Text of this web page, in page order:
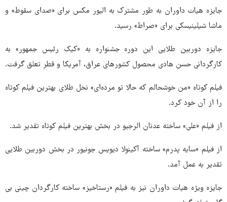
جایزه هیات داوران به طور مشترک به الیور مکس برای «صدای سقوط» و
ماشا شیلینیسکی برای «صراط» رسید.
جایزه دوربین طلایی این دوره جشنواره به «کیک رئیس جمهور» به
کارگردانی حسن هادی محصول کشورهای عراق، آمریکا و قطر تعلق گرفت.
فیلم کوتاه «من خوشحالم که حالا تو مرده‌ای» نخل طلای بهترین فیلم کوتاه
را از آن خود کرد.
از فیلم «علی» ساخته عدنان الرجیو در بخش بهترین فیلم کوتاه تقدیر شد.
از فیلم «سایه پدرم» ساخته آکینولا دیویس جونیور در بخش دوربین طلایی
تقدیر به عمل آمد.
جایزه ویژه هیات داوران نیز به فیلم «رستاخیز» ساخته کارگردان چینی بی